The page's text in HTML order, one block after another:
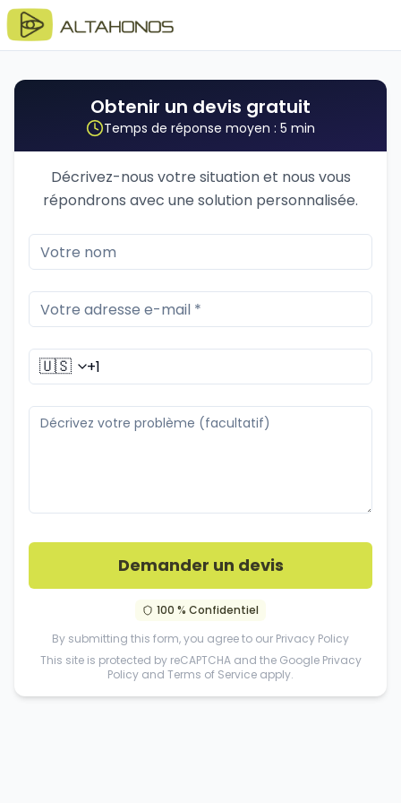
Obtenir un devis gratuit
Temps de réponse moyen : 5 min
Décrivez-nous votre situation et nous vous
répondrons avec une solution personnalisée.
🇺🇸
Demander un devis
100 % Confidentiel
By submitting this form, you agree to our Privacy Policy
This site is protected by reCAPTCHA and the Google Privacy
Policy and Terms of Service apply.